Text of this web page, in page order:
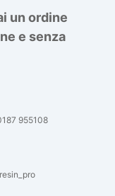
un ordine
e senza
955108